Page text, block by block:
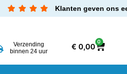
Klanten geven ons
Verzending
binnen 24 uur
€0,00
0